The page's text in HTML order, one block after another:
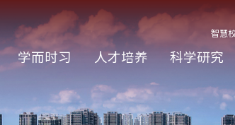
智慧
学而时习 人才培养 科学研究